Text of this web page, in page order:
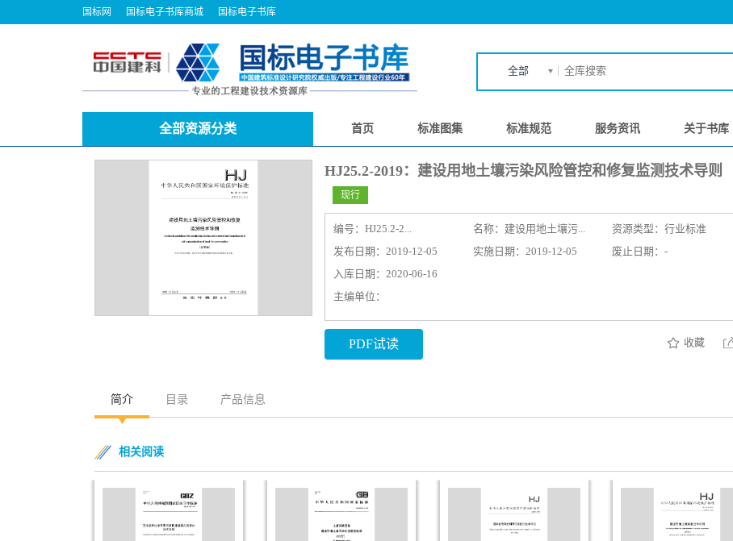
国标网 国标电子书库商城 国标电子书库
全部
全部资源分类 首页 标准图集 标准规范 服务资讯 关于书库
HJ25.2-2019：建设用地土壤污染风险管控和修复监测技术导则
现行
编号： HJ25.2-2... 名称： 建设用地土壤污...
资源类型：行业标准
发布日期：2019-12-05
实施日期：2019-12-05
废止日期：-
入库日期：2020-06-16
主编单位：
PDF试读 收藏
简介 目录 产品信息
相关阅读